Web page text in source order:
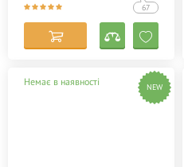
67
Немає в наявності NEW